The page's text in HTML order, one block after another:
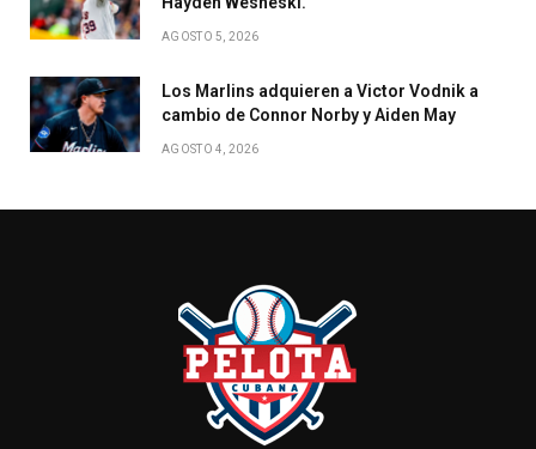
AGOSTO 5, 2026
Los Marlins adquieren a Victor Vodnik a
cambio de Connor Norby y Aiden May
AGOSTO 4, 2026